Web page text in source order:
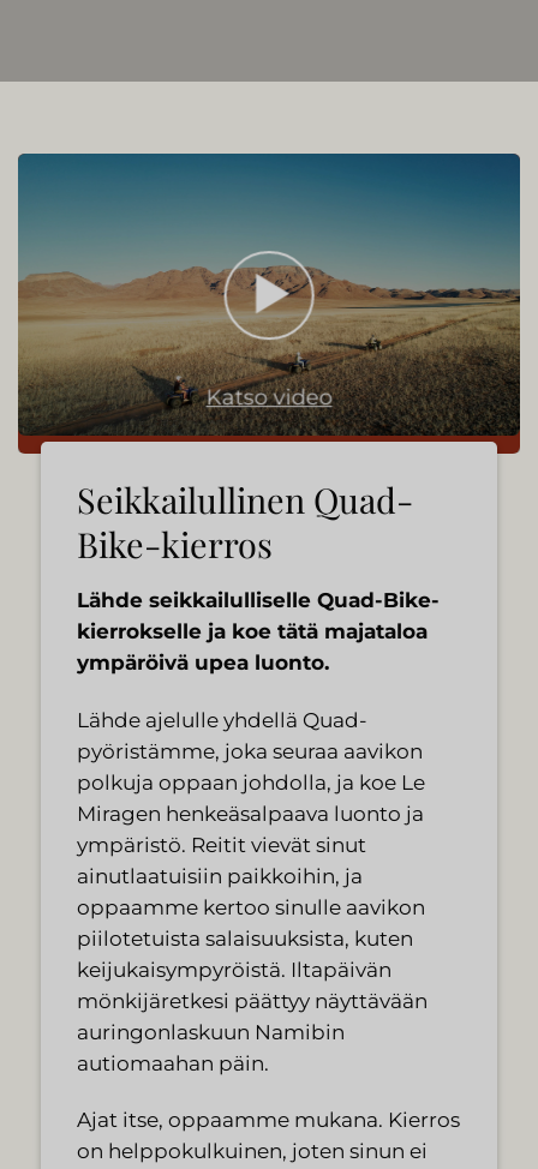
Seikkailullinen Quad-
Bike-kierros
Lähde seikkailulliselle Quad-Bike-
kierrokselle ja koe tätä majataloa
ympäröivä upea luonto.
Lähde ajelulle yhdellä Quad-
pyöristämme, joka seuraa aavikon
polkuja oppaan johdolla, ja koe Le
Miragen henkeäsalpaava luonto ja
ympäristö. Reitit vievät sinut
ainutlaatuisiin paikkoihin, ja
oppaamme kertoo sinulle aavikon
piilotetuista salaisuuksista, kuten
keijukaisympyröistä. Iltapäivän
mönkijäretkesi päättyy näyttävään
auringonlaskuun Namibin
autiomaahan päin.
Ajat itse, oppaamme mukana. Kierros
on helppokulkuinen, joten sinun ei
Katso video